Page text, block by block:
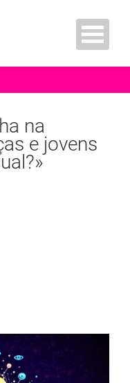
na
e jovens